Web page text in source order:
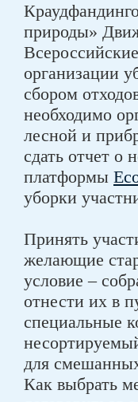
природы»
организации
сбором
необходимо
лесной и
сдать отчет о
платформы
уборки
Принять
желающие
условие –
отнести их в
специальные
для
Как выбрать